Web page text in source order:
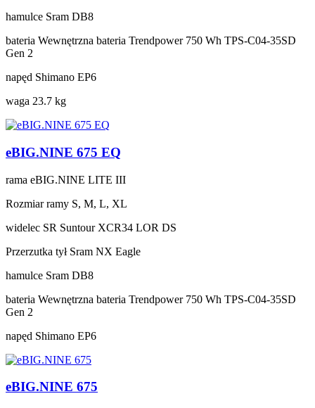
hamulce Sram DB8
bateria Wewnętrzna bateria Trendpower 750 Wh TPS-C04-35SD
Gen 2
napęd Shimano EP6
waga 23.7 kg
eBIG.NINE 675 EQ
rama eBIG.NINE LITE III
Rozmiar ramy S, M, L, XL
widelec SR Suntour XCR34 LOR DS
Przerzutka tył Sram NX Eagle
hamulce Sram DB8
bateria Wewnętrzna bateria Trendpower 750 Wh TPS-C04-35SD
Gen 2
napęd Shimano EP6
eBIG.NINE 675